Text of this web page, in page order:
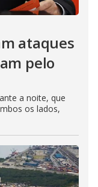
ataques
pelo
a noite, que
os lados,